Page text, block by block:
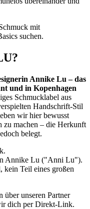
mit
suchen.
Annike Lu – das
und in Kopenhagen
Schmucklabel aus
Handschrift-Stil
wir hier bewusst
zu machen – die Herkunft
belegt.
Annike Lu ("Anni Lu").
kein Teil eines großen
über unseren Partner
dich per Direkt-Link.